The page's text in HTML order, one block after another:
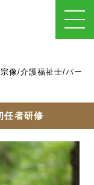
像/介護福祉士/パー
任者研修